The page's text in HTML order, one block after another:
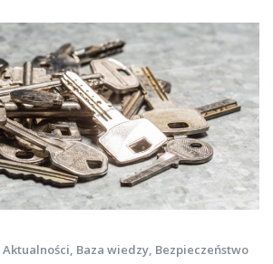
Aktualności, Baza wiedzy, Bezpieczeństwo